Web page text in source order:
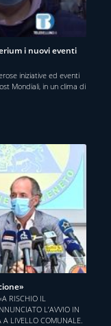
i nuovi eventi
iniziative ed eventi
Mondiali, in un clima di
RISCHIO IL
L’AVVIO IN
LIVELLO COMUNALE.